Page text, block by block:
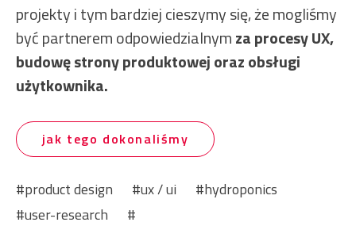
projekty i tym bardziej cieszymy się, że mogliśmy
być partnerem odpowiedzialnymza procesy UX,
budowę strony produktowej oraz obsługi
użytkownika.
jak tego dokonaliśmy
product design ux / ui
hydroponics
user-research